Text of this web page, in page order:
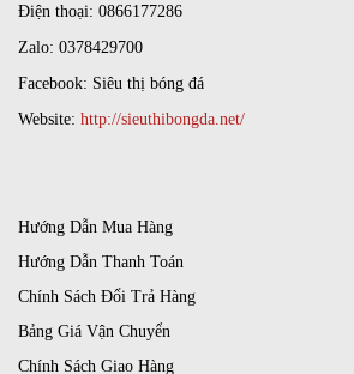
Điện thoại: 0866177286
Zalo: 0378429700
Facebook: Siêu thị bóng đá
Website: http://sieuthibongda.net/
Hướng Dẫn Mua Hàng
Hướng Dẫn Thanh Toán
Chính Sách Đổi Trả Hàng
Bảng Giá Vận Chuyển
Chính Sách Giao Hàng